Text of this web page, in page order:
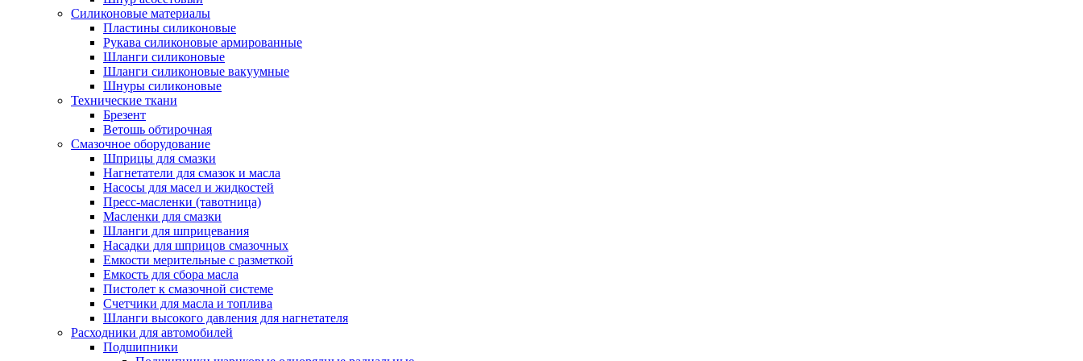
Силиконовые материалы
Пластины силиконовые
Рукава силиконовые армированные
Шланги силиконовые
Шланги силиконовые вакуумные
Шнуры силиконовые
Технические ткани
Брезент
Ветошь обтирочная
Смазочное оборудование
Шприцы для смазки
Нагнетатели для смазок и масла
Насосы для масел и жидкостей
Пресс-масленки (тавотница)
Масленки для смазки
Шланги для шприцевания
Насадки для шприцов смазочных
Емкости мерительные с разметкой
Емкость для сбора масла
Пистолет к смазочной системе
Счетчики для масла и топлива
Шланги высокого давления для нагнетателя
Расходники для автомобилей
Подшипники